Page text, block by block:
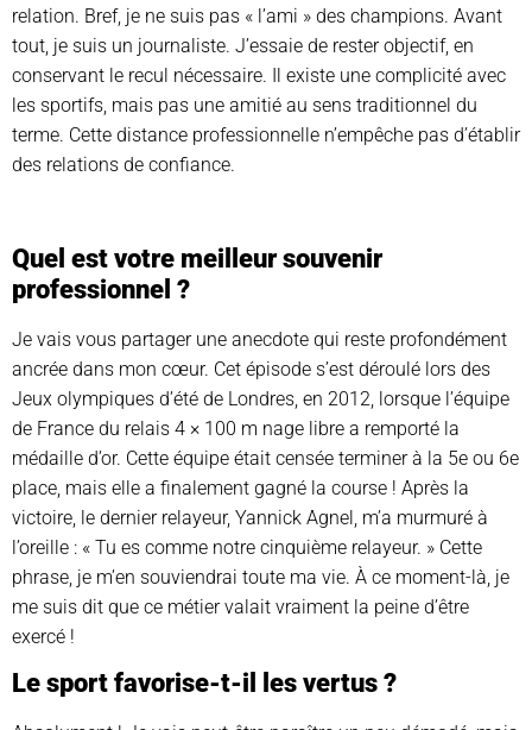
relation. Bref, je ne suis pas « l’ami » des champions. Avant
tout, je suis un journaliste. J’essaie de rester objectif, en
conservant le recul nécessaire. Il existe une complicité avec
les sportifs, mais pas une amitié au sens traditionnel du
terme. Cette distance professionnelle n’empêche pas d’établir
des relations de confiance.
Quel est votre meilleur souvenir
professionnel ?
Je vais vous partager une anecdote qui reste profondément
ancrée dans mon cœur. Cet épisode s’est déroulé lors des
Jeux olympiques d’été de Londres, en 2012, lorsque l’équipe
de France du relais 4 × 100 m nage libre a remporté la
médaille d’or. Cette équipe était censée terminer à la 5e ou 6e
place, mais elle a finalement gagné la course ! Après la
victoire, le dernier relayeur, Yannick Agnel, m’a murmuré à
l’oreille : « Tu es comme notre cinquième relayeur. » Cette
phrase, je m’en souviendrai toute ma vie. À ce moment-là, je
me suis dit que ce métier valait vraiment la peine d’être
exercé !
Le sport favorise-t-il les vertus ?